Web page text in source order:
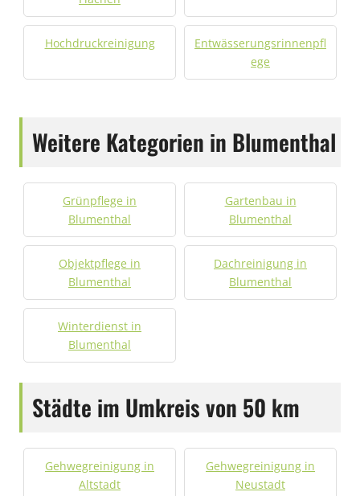
Hochdruckreinigung
Entwässerungsrinnenpfl
ege
Weitere Kategorien in Blumenthal
Grünpflege in
Blumenthal
Gartenbau in
Blumenthal
Objektpflege in
Blumenthal
Dachreinigung in
Blumenthal
Winterdienst in
Blumenthal
Städte im Umkreis von 50 km
Gehwegreinigung in
Altstadt
Gehwegreinigung in
Neustadt